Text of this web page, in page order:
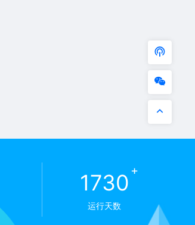
1730 +
运行天数